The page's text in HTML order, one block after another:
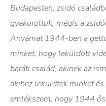
Budapesten, zsidó
gyakoroltuk, mégis a
Anyámat 1944-ben a
minket, hogy leküldött
baráti család, akinek az
akihez leküldtek minket
emlékszem, hogy 1944